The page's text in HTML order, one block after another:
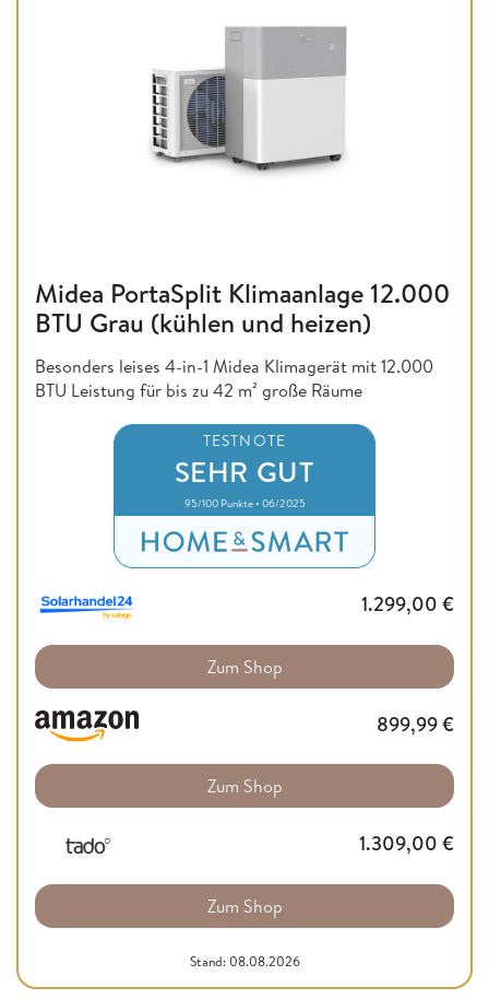
Midea PortaSplit Klimaanlage 12.000
BTU Grau (kühlen und heizen)
Besonders leises 4-in-1 Midea Klimagerät mit 12.000
BTU Leistung für bis zu 42 m² große Räume
TESTNOTE
SEHR GUT
95/100 Punkte • 06/2025
1.299,00 €
Zum Shop
899,99€
Zum Shop
1.309,00 €
Zum Shop
Stand: 08.08.2026